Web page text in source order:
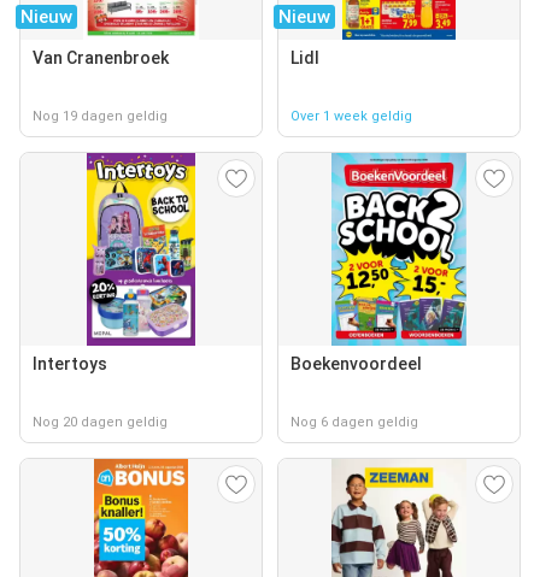
Nieuw
Van Cranenbroek
Nog 19 dagen geldig
Nieuw
Lidl
Over 1 week geldig
Intertoys
Nog 20 dagen geldig
Boekenvoordeel
Nog 6 dagen geldig